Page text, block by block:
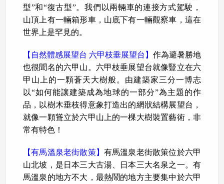
型”和“復古型”。我們以兩輛車的連接方式駕駛，
山頂上有一輛箱形車，山底下有一輛觀察車，這在
世界上是罕見的。
【自然體感展望台 六甲枝垂展望台】 作為避暑勝地
也很聞名的六甲山。六甲枝垂展望台就像豎立在六
甲山上的一顆蒼天大樹般。由建築家三分一博志
以“如何能讓建築成為地球的一部分”為主題的作
品，以樹木垂枝得意象打造出的網狀結構展望台，
就像一顆聳立於六甲山上的一棵大樹裝置藝術，非
常有特色！
【有馬溫泉老街散策】 有馬溫泉老街散策位於六甲
山北坡，是日本三大古湯、日本三大名泉之一。有
馬溫泉的地方不大，最熱鬧的地方主要集中於六甲